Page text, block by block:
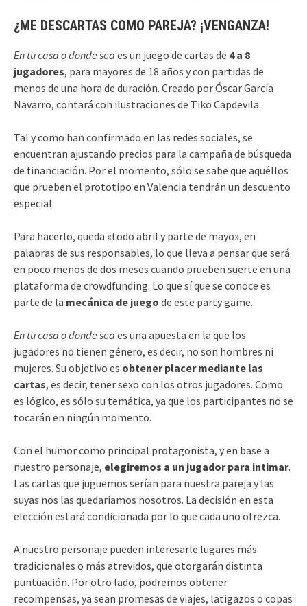
¿ME DESCARTAS COMO PAREJA? ¡VENGANZA!
En tu casa o donde sea es un juego de cartas de 4 a 8
jugadores, para mayores de 18 años y con partidas de
menos de una hora de duración. Creado por Óscar García
Navarro, contará con ilustraciones de Tiko Capdevila.
Tal y como han confirmado en las redes sociales, se
encuentran ajustando precios para la campaña de búsqueda
de financiación. Por el momento, sólo se sabe que aquéllos
que prueben el prototipo en Valencia tendrán un descuento
especial.
Para hacerlo, queda «todo abril y parte de mayo», en
palabras de sus responsables, lo que lleva a pensar que será
en poco menos de dos meses cuando prueben suerte en una
plataforma de crowdfunding. Lo que sí que se conoce es
parte de la mecánica de juego de este party game.
En tu casa o donde sea es una apuesta en la que los
jugadores no tienen género, es decir, no son hombres ni
mujeres. Su objetivo es obtener placer mediante las
cartas, es decir, tener sexo con los otros jugadores. Como
es lógico, es sólo su temática, ya que los participantes no se
tocarán en ningún momento.
Con el humor como principal protagonista, y en base a
nuestro personaje, elegiremos a un jugador para intimar.
Las cartas que juguemos serían para nuestra pareja y las
suyas nos las quedaríamos nosotros. La decisión en esta
elección estará condicionada por lo que cada uno ofrezca.
A nuestro personaje pueden interesarle lugares más
tradicionales o más atrevidos, que otorgarán distinta
puntuación. Por otro lado, podremos obtener
recompensas, ya sean promesas de viajes, latigazos o copas